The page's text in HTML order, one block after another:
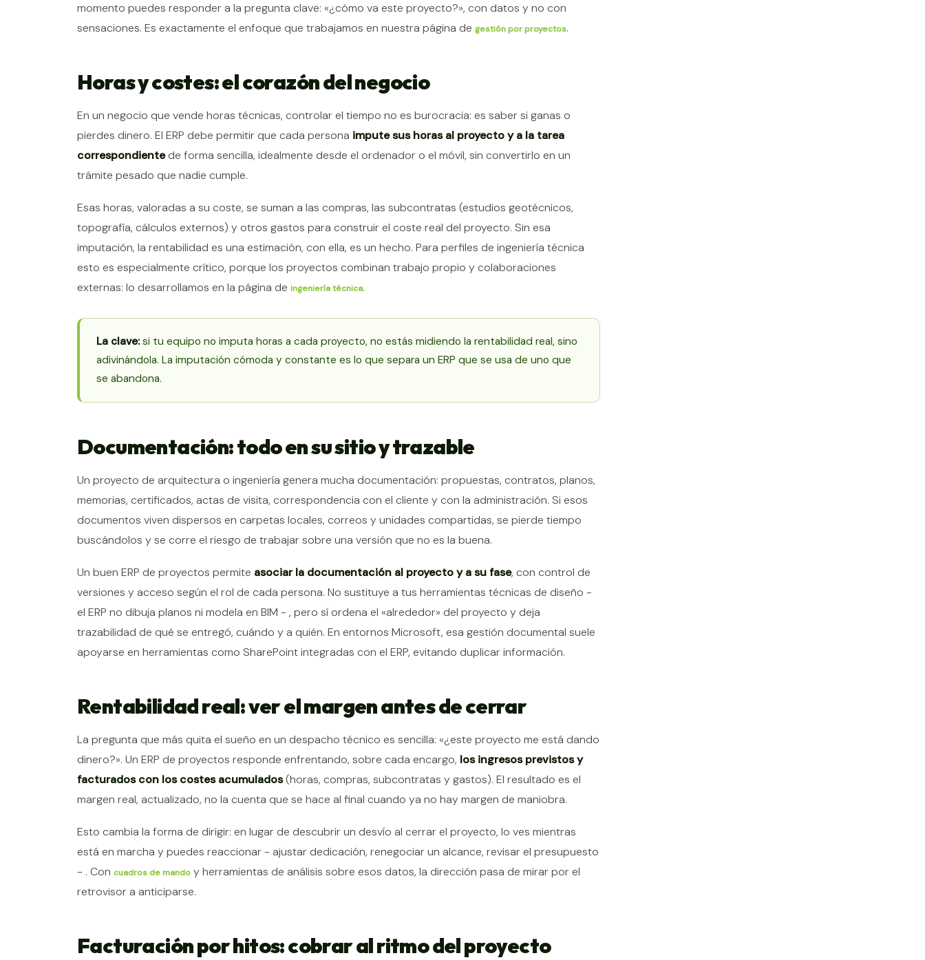
momento puedes responder a la pregunta clave: «¿cómo va este proyecto?», con datos y no con
sensaciones. Es exactamente el enfoque que trabajamos en nuestra página de gestión por proyectos.
Horas y costes: el corazón del negocio
En un negocio que vende horas técnicas, controlar el tiempo no es burocracia: es saber si ganas o
pierdes dinero. El ERP debe permitir que cada persona impute sus horas al proyecto y a la tarea
correspondientede forma sencilla, idealmente desde el ordenador o el móvil, sin convertirlo en un
trámite pesado que nadie cumple.
Esas horas, valoradas a su coste, se suman a las compras, las subcontratas (estudios geotécnicos,
topografía, cálculos externos) y otros gastos para construir el coste real del proyecto. Sin esa
imputación, la rentabilidad es una estimación, con ella, es un hecho. Para perfiles de ingeniería técnica
esto es especialmente crítico, porque los proyectos combinan trabajo propio y colaboraciones
externas: lo desarrollamos en la página de ingeniería técnica.
La clave:si tu equipo no imputa horas a cada proyecto, no estás midiendo la rentabilidad real, sino
adivinándola. La imputación cómoda y constante es lo que separa un ERP que se usa de uno que
se abandona.
Documentación: todo en su sitio y trazable
Un proyecto de arquitectura o ingeniería genera mucha documentación: propuestas, contratos, planos,
memorias, certificados, actas de visita, correspondencia con el cliente y con la administración. Si esos
documentos viven dispersos en carpetas locales, correos y unidades compartidas, se pierde tiempo
buscándolos y se corre el riesgo de trabajar sobre una versión que no es la buena.
Un buen ERP de proyectos permite asociar la documentación al proyecto y a su fase, con control de
versiones y acceso según el rol de cada persona. No sustituye a tus herramientas técnicas de diseño -
el ERP no dibuja planos ni modela en BIM - , pero sí ordena el «alrededor» del proyecto y deja
trazabilidad de qué se entregó, cuándo y a quién. En entornos Microsoft, esa gestión documental suele
apoyarse en herramientas como SharePoint integradas con el ERP, evitando duplicar información.
Rentabilidad real: ver el margen antes de cerrar
La pregunta que más quita el sueño en un despacho técnico es sencilla: «¿este proyecto me está dando
dinero?». Un ERP de proyectos responde enfrentando, sobre cada encargo, los ingresos previstos y
facturados con los costes acumulados(horas, compras, subcontratas y gastos). El resultado es el
margen real, actualizado, no la cuenta que se hace al final cuando ya no hay margen de maniobra.
Esto cambia la forma de dirigir: en lugar de descubrir un desvío al cerrar el proyecto, lo ves mientras
está en marcha y puedes reaccionar - ajustar dedicación, renegociar un alcance, revisar el presupuesto
- . Con cuadros de mando y herramientas de análisis sobre esos datos, la dirección pasa de mirar por el
retrovisor a anticiparse.
Facturación por hitos: cobrar al ritmo del proyecto